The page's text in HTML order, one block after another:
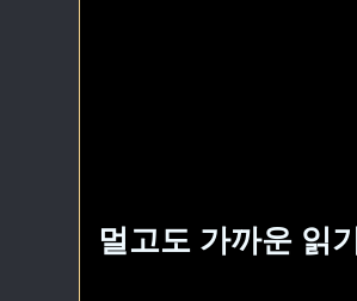
멀고도 가까운 읽